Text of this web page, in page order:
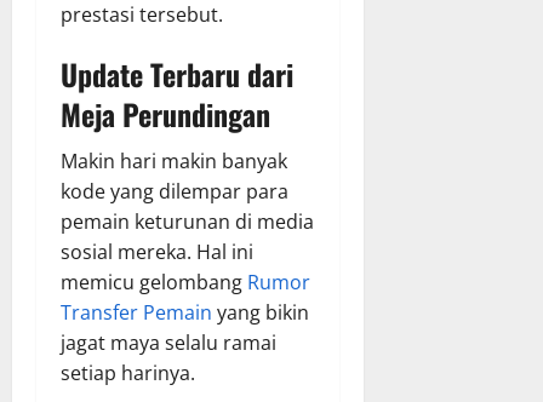
prestasi tersebut.
Update Terbaru dari
Meja Perundingan
Makin hari makin banyak
kode yang dilempar para
pemain keturunan di media
sosial mereka. Hal ini
memicu gelombang Rumor
Transfer Pemain yang bikin
jagat maya selalu ramai
setiap harinya.